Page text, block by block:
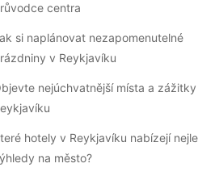
centra
si naplánovat nezapomenutelné
v Reykjavíku
nejúchvatnější místa a
hotely v Reykjavíku nabízejí
na město?